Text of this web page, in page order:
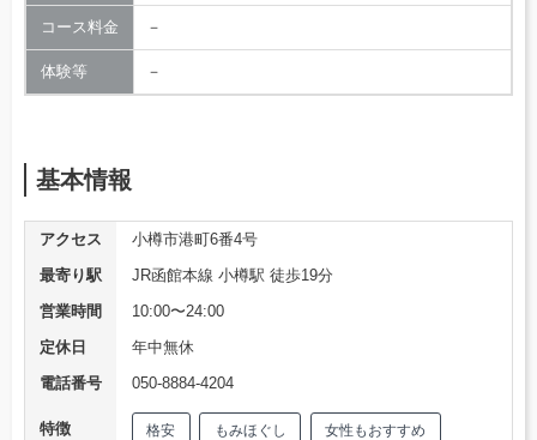
コース料金 －
体験等 －
基本情報
アクセス
小樽市港町6番4号
最寄り駅
JR函館本線 小樽駅 徒歩19分
営業時間
10:00〜24:00
定休日
年中無休
電話番号
050-8884-4204
特徴 格安 もみほぐし 女性もおすすめ